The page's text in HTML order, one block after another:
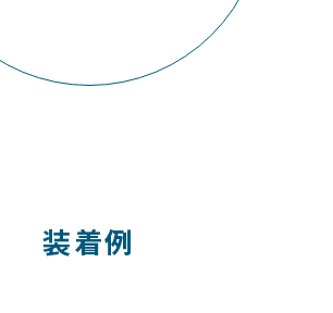
装着例